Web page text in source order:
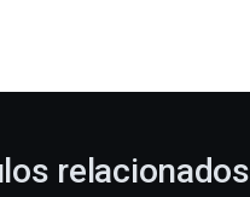
relacionados